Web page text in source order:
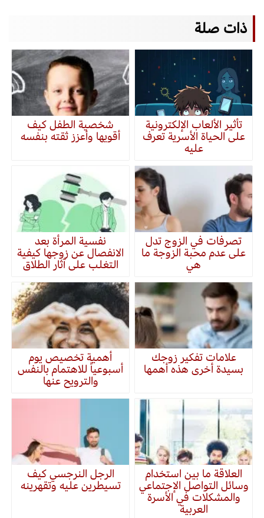
ذات صلة
تأثير الألعاب الإلكترونية
على الحياة الأسرية تعرف
عليه
شخصية الطفل كيف
أقويها وأعزز ثقته بنفسه
تصرفات في الزوج تدل
على عدم محبة الزوجة ما
هي
نفسية المرأة بعد
الانفصال عن زوجها كيفية
التغلب على آثار الطلاق
علامات تفكير زوجك
بسيدة أخرى هذه أهمها
أهمية تخصيص يوم
أسبوعياً للاهتمام بالنفس
والترويح عنها
العلاقة ما بين استخدام
وسائل التواصل الإجتماعي
والمشكلات في الأسرة
العربية
الرجل النرجسي كيف
تسيطرين عليه وتقهرينه